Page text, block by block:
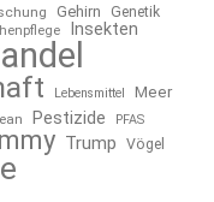
Gehirn Genetik
Insekten
Lebensmittel
Meer
Pestizide PFAS
Trump
Vögel